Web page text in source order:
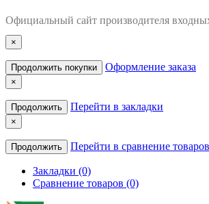
Официальный сайт производителя
×
Продолжить покупки Оформление заказа
×
Продолжить Перейти в закладки
×
Продолжить Перейти в сравнение товаров
Закладки (0)
Сравнение товаров (0)